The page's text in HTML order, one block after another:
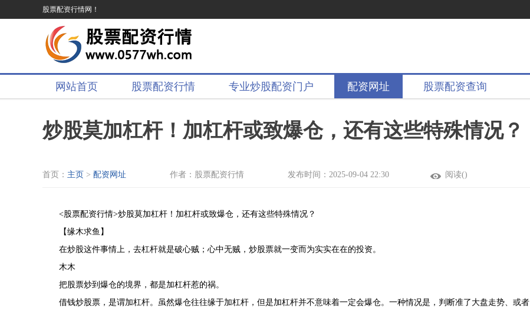
股票配资行情网！
网站首页 股票配资行情 专业炒股配资门户 配资网址 股票配资查询
炒股莫加杠杆！加杠杆或致爆仓，还有这些特殊情况？
首页： 主页 > 配资网址 作者：股票配资行情 发布时间：2025-09-04 22:30 阅读()
<股票配资行情>炒股莫加杠杆！加杠杆或致爆仓，还有这些特殊情况？
【缘木求鱼】
在炒股这件事情上，去杠杆就是破心贼；心中无贼，炒股票就一变而为实实在在的投资。
木木
把股票炒到爆仓的境界，都是加杠杆惹的祸。
借钱炒股票，是谓加杠杆。虽然爆仓往往缘于加杠杆，但是加杠杆并不意味着一定会爆仓。一种情况是，判断准了大盘走势、或者